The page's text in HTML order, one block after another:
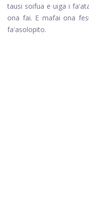
tausi soifua e uiga i
ona fai. E mafai ona
faʻasolopito.